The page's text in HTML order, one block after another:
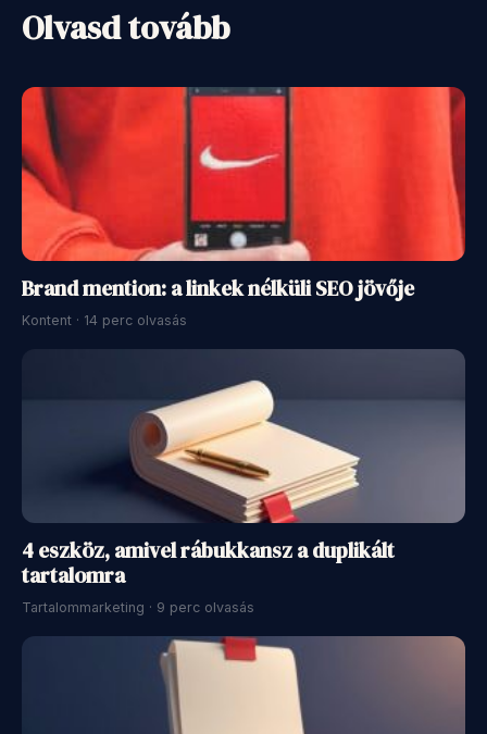
Olvasd tovább
Brand mention: a linkek nélküli SEO jövője
Kontent · 14 perc olvasás
4 eszköz, amivel rábukkansz a duplikált
tartalomra
Tartalommarketing · 9 perc olvasás